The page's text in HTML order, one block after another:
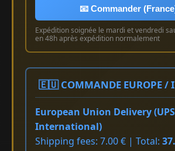
📧 Commander
Expédition soignée le mardi et vendredi
en 48h après expédition normalement
🇪🇺 COMMANDE EUROPE /
European Union Delivery
International)
Shipping fees: 7.00 € | Total: